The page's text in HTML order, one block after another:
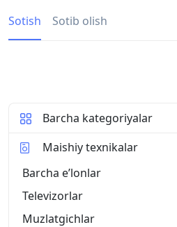
Sotish Sotib olish
Barcha kategoriyalar
Maishiy texnikalar
Barcha eʼlonlar
Televizorlar
Muzlatgichlar